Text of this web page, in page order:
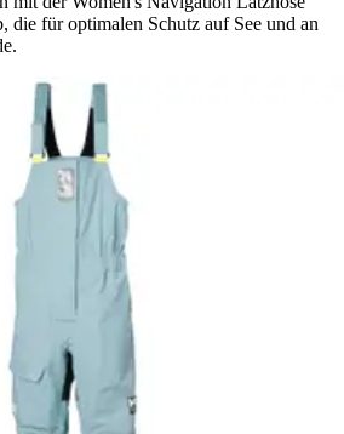
die für optimalen Schutz auf See und an